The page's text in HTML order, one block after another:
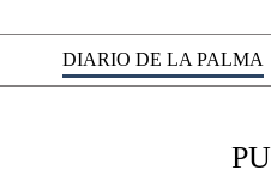
DIARIO DE LA PALMA